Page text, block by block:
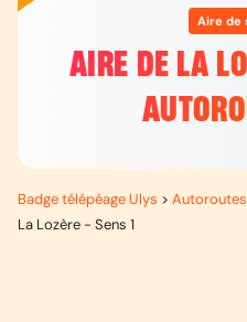
Aire de
AIRE DE LA
Badge télépéage Ulys >
La Lozère - Sens 1